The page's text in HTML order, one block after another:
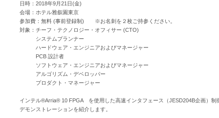
日時：2018年9月21日(金)
会場：ホテル雅叙園東京
参加費：無料 (事前登録制) ※お名刺を２枚ご持参ください。
対象：チーフ・テクノロジー・オフィサー (CTO)
システムプランナー
ハードウェア・エンジニアおよびマネージャー
PCB 設計者
ソフトウェア・エンジニアおよびマネージャー
アルゴリズム・デベロッパー
プロダクト・マネージャー
インテル®Arria® 10 FPGA を使用した高速インタフェース（JESD204B企画）制
デモンストレーションを紹介します。